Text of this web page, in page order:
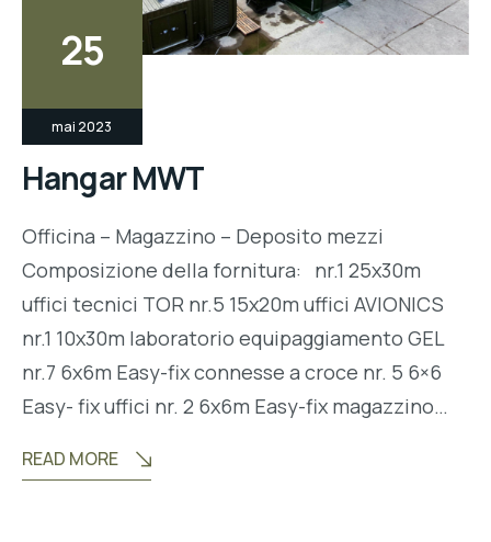
25
mai 2023
Hangar MWT
Officina – Magazzino – Deposito mezzi
Composizione della fornitura: nr.1 25x30m
uffici tecnici TOR nr.5 15x20m uffici AVIONICS
nr.1 10x30m laboratorio equipaggiamento GEL
nr.7 6x6m Easy-fix connesse a croce nr. 5 6×6
Easy- fix uffici nr. 2 6x6m Easy-fix magazzino…
READ MORE